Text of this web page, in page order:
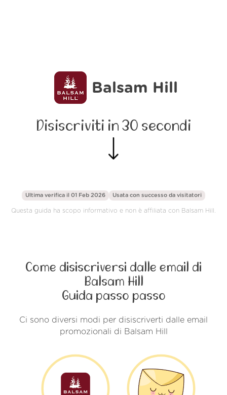
Balsam Hill
Disiscriviti in 30 secondi
Ultima verifica il 01 Feb 2026 Usata con successo da visitatori
Questa guida ha scopo informativo e non è affiliata con Balsam Hill.
Come disiscriversi dalle email di
Balsam Hill
Guida passo passo
Ci sono diversi modi per disiscriverti dalle email
promozionali di Balsam Hill